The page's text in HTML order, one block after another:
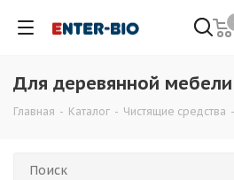
Для деревянной мебели
Главная - Каталог - Чистящие средства -